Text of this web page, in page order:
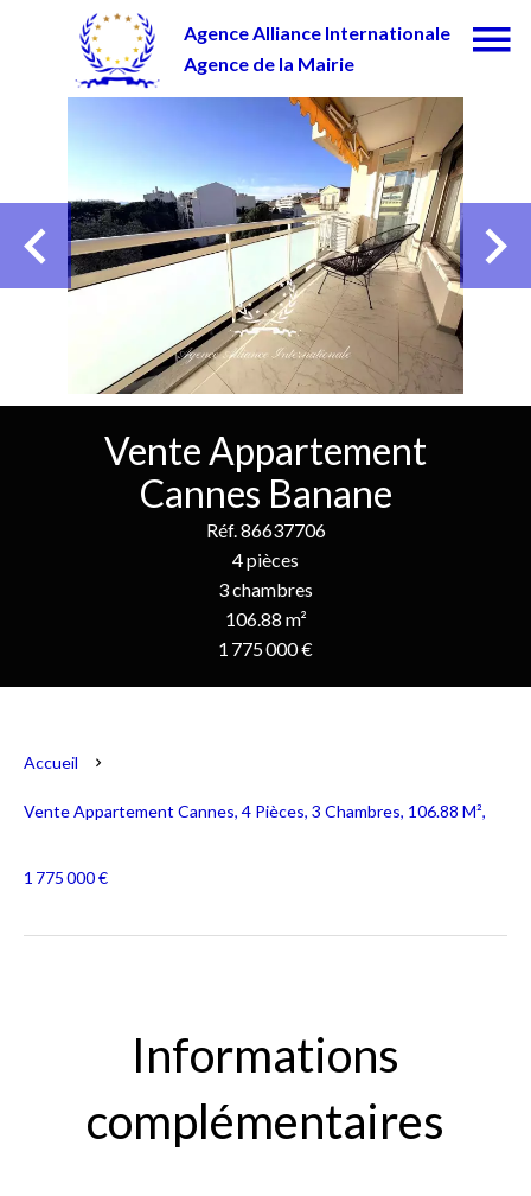
Agence Alliance Internationale
Agence de la Mairie
Vente Appartement
Cannes Banane
Réf. 86637706
4 pièces
3 chambres
106.88 m²
1 775 000 €
Accueil
Vente Appartement Cannes, 4 Pièces, 3 Chambres, 106.88 M²,
1 775 000 €
Informations
complémentaires